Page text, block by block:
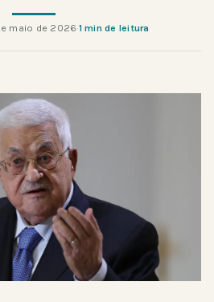
maio de 2026·1 min de leitura